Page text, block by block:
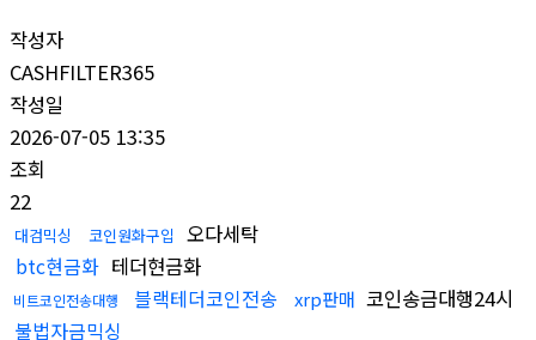
작성자
CASHFILTER365
작성일
2026-07-05 13:35
조회
22
대검믹싱 코인원화구입
오다세탁
btc현금화 테더현금화
비트코인전송대행 블랙테더코인전송 xrp판매 코인송금대행24시
불법자금믹싱